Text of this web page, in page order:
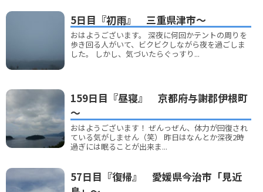
5日目『初雨』 三重県津市～
おはようございます。 深夜に何回かテントの周りを
歩き回る人がいて、ビクビクしながら夜を過ごしま
した。 しかし、気づいたらぐっすり...
159日目『昼寝』 京都府与謝郡伊根町
～
おはようございます！ ぜんっぜん、体力が回復され
ている気がしません（笑） 昨日はなんとか深夜2時
過ぎには眠ることが出来ま...
57日目『復帰』 愛媛県今治市「見近